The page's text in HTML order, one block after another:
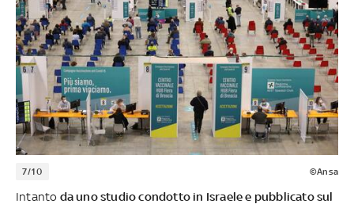
7/10 ©Ansa
Intanto da uno studio condotto in Israele e pubblicato sul